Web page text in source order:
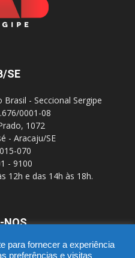
SE
- Seccional Sergipe
0001-08
1072
- Aracaju/SE
070
- 9100
12h e das 14h às 18h.
NOS
para fornecer a experiência
preferências e visitas